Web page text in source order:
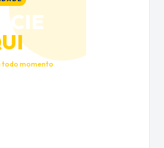
todo momento